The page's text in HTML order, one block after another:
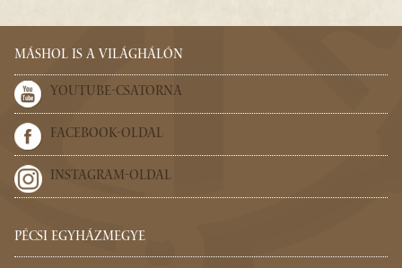
MÁSHOL IS A VILÁGHÁLÓN
YOUTUBE-CSATORNA
FACEBOOK-OLDAL
INSTAGRAM-OLDAL
PÉCSI EGYHÁZMEGYE